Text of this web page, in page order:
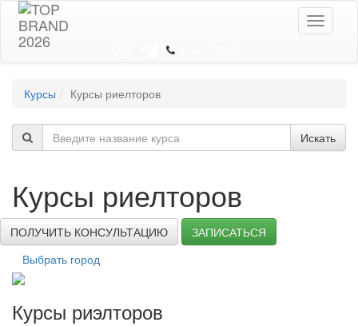
Toggle
Курсы Курсы риелторов
Искать
Курсы риелторов
ПОЛУЧИТЬ КОНСУЛЬТАЦИЮ
ЗАПИСАТЬСЯ
Выбрать город
Курсы риэлторов